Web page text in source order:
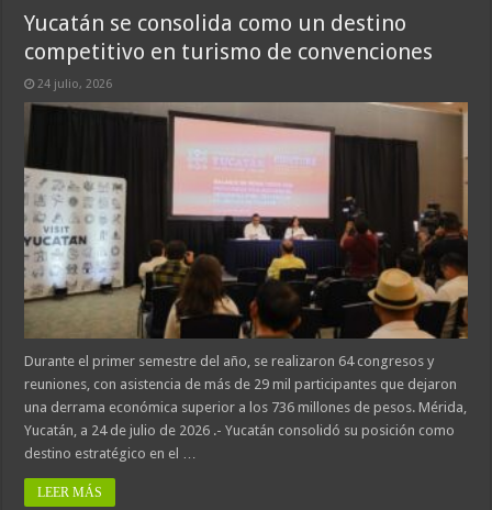
Yucatán se consolida como un destino
competitivo en turismo de convenciones
24 julio, 2026
Durante el primer semestre del año, se realizaron 64 congresos y
reuniones, con asistencia de más de 29 mil participantes que dejaron
una derrama económica superior a los 736 millones de pesos. Mérida,
Yucatán, a 24 de julio de 2026 .- Yucatán consolidó su posición como
destino estratégico en el …
LEER MÁS